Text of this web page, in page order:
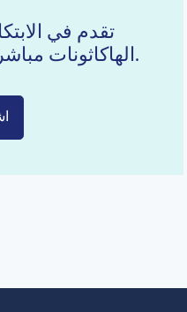
تقدم في
الهاكاثونات مباشرة في بريدك الإلكتروني.